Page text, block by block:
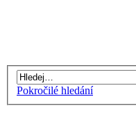
Pokročilé hledání